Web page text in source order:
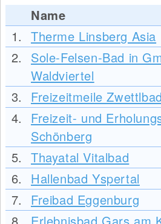
Name
1. Therme Linsberg Asia
2.
Sole-Felsen-Bad in
Waldviertel
3.
Freizeitmeile Zwettlbad
4.
Freizeit- und
Schönberg
5. Thayatal Vitalbad
6.
Hallenbad Yspertal
7.
Freibad Eggenburg